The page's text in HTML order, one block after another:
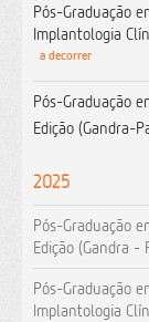
Pós-Graduação
Implantologia
a decorrer
Pós-Graduação
Edição (Gandra-
2025
Pós-Graduação
Edição (Gandra -
Pós-Graduação
Implantologia